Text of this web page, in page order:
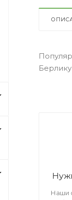
Наши